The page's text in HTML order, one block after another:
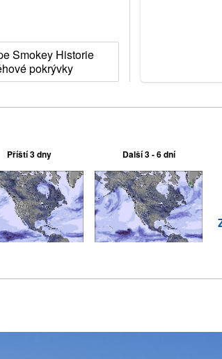
Smokey Historie
pokrývky
two outdoor
Příští 3 dny Další 3 - 6 dní